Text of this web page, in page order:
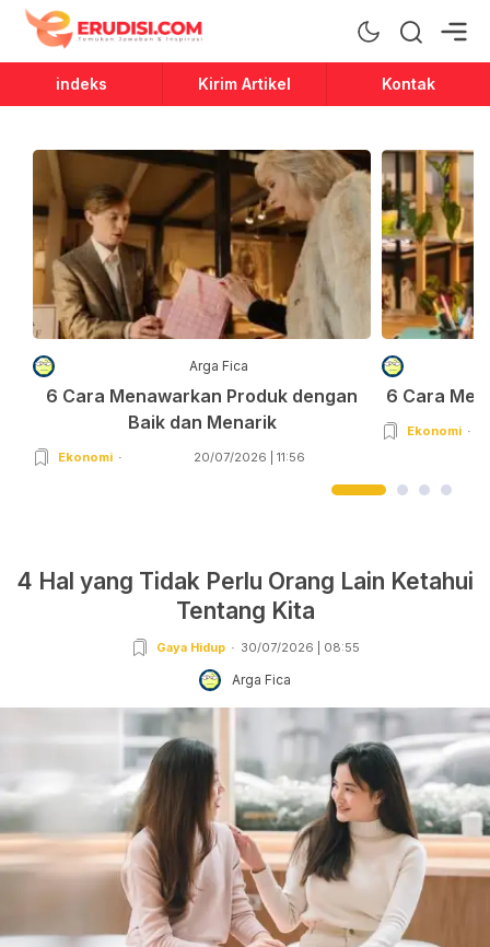
Erudisi
Temukan Jawaban dan Inspirasi
indeks Kirim Artikel Kontak
Arga Fica
6 Cara Menawarkan Produk dengan
Baik dan Menarik
Ekonomi 20/07/2026 | 11:56
6 Cara
Ekonomi
4 Hal yang Tidak Perlu Orang Lain Ketahui
Tentang Kita
Gaya Hidup 30/07/2026 | 08:55
Arga Fica